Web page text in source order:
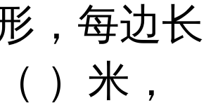
，每边长
）米，